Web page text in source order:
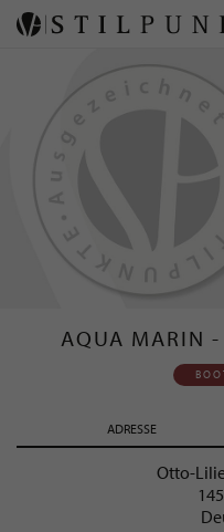
AQUA MARIN -
ADRESSE
Otto-